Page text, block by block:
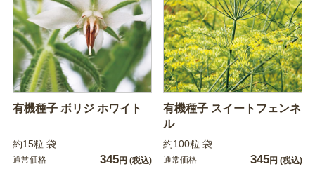
有機種子 ボリジ ホワイト
約15粒 袋
通常価格 345円 (税込)
有機種子 スイートフェンネ
ル
約100粒 袋
通常価格 345円 (税込)